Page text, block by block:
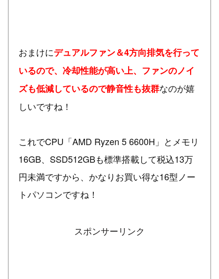
おまけにデュアルファン＆4方向排気を行って
いるので、冷却性能が高い上、ファンのノイ
ズも低減しているので静音性も抜群なのが嬉
しいですね！
これでCPU「AMD Ryzen 5 6600H」とメモリ
16GB、SSD512GBも標準搭載して税込13万
円未満ですから、かなりお買い得な16型ノー
トパソコンですね！
スポンサーリンク